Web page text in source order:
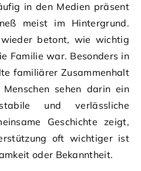
in den Medien präsent
meist im Hintergrund.
betont, wie wichtig
Familie war. Besonders in
familiärer Zusammenhalt
sehen darin ein
und verlässliche
Geschichte zeigt,
oft wichtiger ist
oder Bekanntheit.